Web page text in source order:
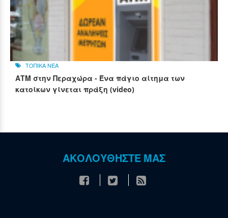
ΤΟΠΙΚΑ ΝΕΑ
ΑΤΜ στην Περαχώρα - Ένα πάγιο αίτημα των
κατοίκων γίνεται πράξη (video)
ΑΚΟΛΟΥΘΗΣΤΕ ΜΑΣ